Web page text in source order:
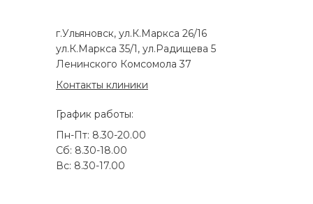
г.Ульяновск, ул.К.Маркса 26/16
ул.К.Маркса 35/1, ул.Радищева 5
Ленинского Комсомола 37
Контакты клиники
График работы:
Пн-Пт: 8.30-20.00
Сб: 8.30-18.00
Вс: 8.30-17.00